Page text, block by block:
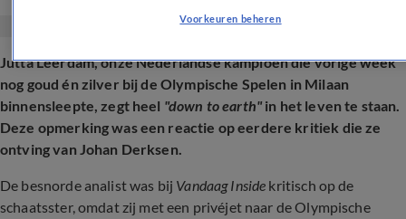
Jutta Leerdam, onze Nederlandse kampioen die vorige week
nog goud én zilver bij de Olympische Spelen in Milaan
binnensleepte, zegt heel "down to earth" in het leven te staan.
Deze opmerking was een reactie op eerdere kritiek die ze
ontving van Johan Derksen.
De besnorde analist was bij Vandaag Inside kritisch op de
schaatsster, omdat zij met een privéjet naar de Olympische
Voorkeuren beheren